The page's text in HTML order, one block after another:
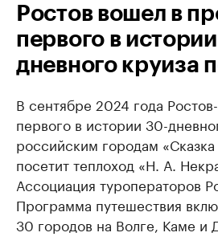
Ростов вошел в
первого в
дневного круиза
В сентябре 2024 года
первого в истории 30-
российским городам «Сказка
посетит теплоход «Н. А.
Ассоциация туроператоров
Программа путешествия
30 городов на Волге, Каме и